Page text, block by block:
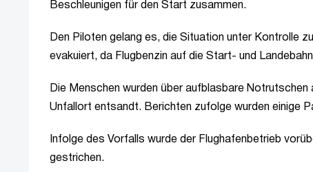
Beschleunigen für den Start zusammen.
Den Piloten gelang es, die Situation unter Kontrolle
evakuiert, da Flugbenzin auf die Start- und
Die Menschen wurden über aufblasbare
Unfallort entsandt. Berichten zufolge wurden einige
Infolge des Vorfalls wurde der Flughafenbetrieb
gestrichen.